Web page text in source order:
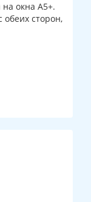
окна А5+.
обеих сторон,